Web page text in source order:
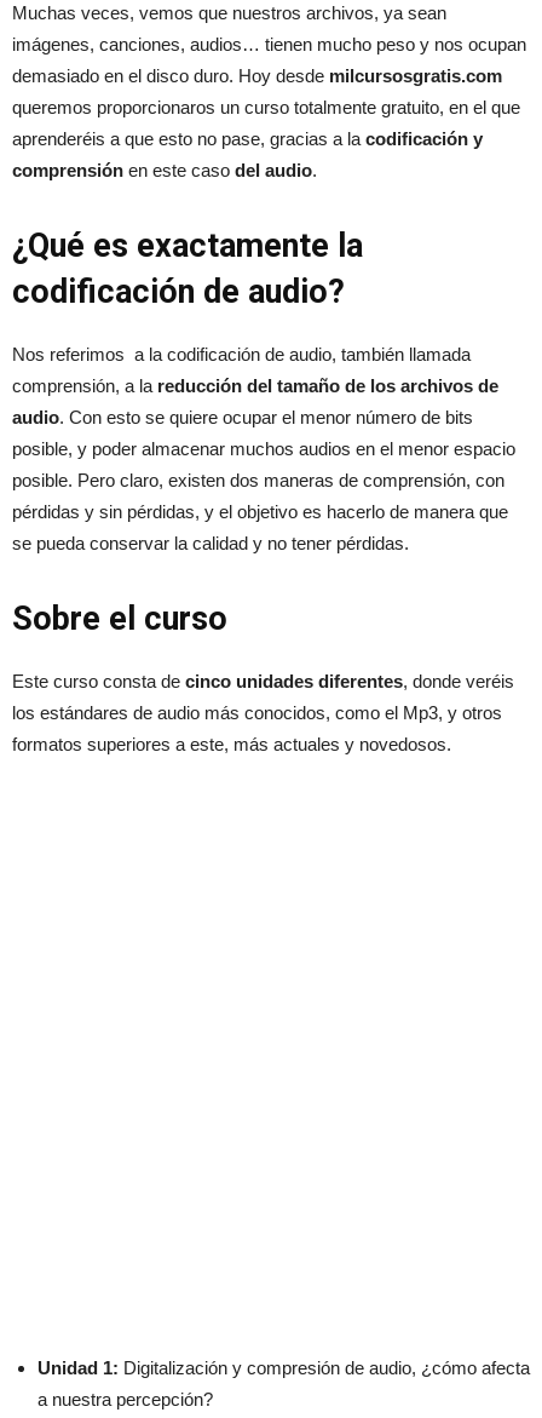
Muchas veces, vemos que nuestros archivos, ya sean
imágenes, canciones, audios… tienen mucho peso y nos ocupan
demasiado en el disco duro. Hoy desde milcursosgratis.com
queremos proporcionaros un curso totalmente gratuito, en el que
aprenderéis a que esto no pase, gracias a la codificación y
comprensión en este caso del audio.
¿Qué es exactamente la
codificación de audio?
Nos referimos a la codificación de audio, también llamada
comprensión, a la reducción del tamaño de los archivos de
audio. Con esto se quiere ocupar el menor número de bits
posible, y poder almacenar muchos audios en el menor espacio
posible. Pero claro, existen dos maneras de comprensión, con
pérdidas y sin pérdidas, y el objetivo es hacerlo de manera que
se pueda conservar la calidad y no tener pérdidas.
Sobre el curso
Este curso consta de cinco unidades diferentes, donde veréis
los estándares de audio más conocidos, como el Mp3, y otros
formatos superiores a este, más actuales y novedosos.
Unidad 1: Digitalización y compresión de audio, ¿cómo afecta
a nuestra percepción?